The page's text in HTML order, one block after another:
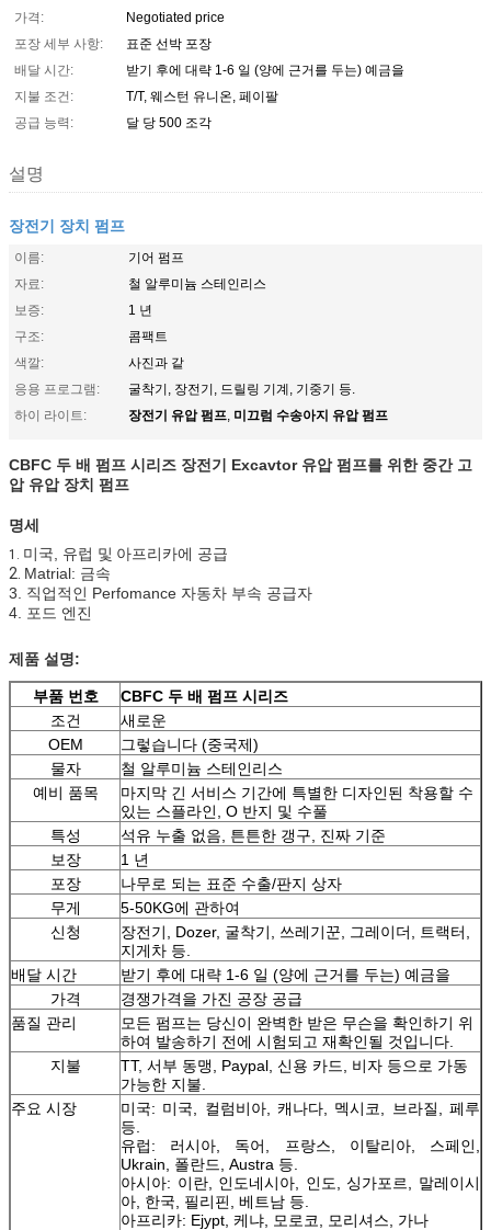
가격:
Negotiated price
포장 세부 사항:
표준 선박 포장
배달 시간:
받기 후에 대략 1-6 일 (양에 근거를 두는) 예금을
지불 조건:
T/T, 웨스턴 유니온, 페이팔
공급 능력:
달 당 500 조각
설명
장전기 장치 펌프
이름:
기어 펌프
자료:
철 알루미늄 스테인리스
보증:
1 년
구조:
콤팩트
색깔:
사진과 같
응용 프로그램:
굴착기, 장전기, 드릴링 기계, 기중기 등.
하이 라이트:
장전기 유압 펌프, 미끄럼 수송아지 유압 펌프
CBFC 두 배 펌프 시리즈 장전기 Excavtor 유압 펌프를 위한 중간 고
압 유압 장치 펌프
명세
1. 미국, 유럽 및 아프리카에 공급
2. Matrial: 금속
3. 직업적인 Perfomance 자동차 부속 공급자
4. 포드 엔진
제품 설명:
부품 번호
CBFC 두 배 펌프 시리즈
조건
새로운
OEM
그렇습니다 (중국제)
물자
철 알루미늄 스테인리스
예비 품목
마지막 긴 서비스 기간에 특별한 디자인된 착용할 수
있는 스플라인, O 반지 및 수풀
특성
석유 누출 없음, 튼튼한 갱구, 진짜 기준
보장
1 년
포장
나무로 되는 표준 수출/판지 상자
무게
5-50KG에 관하여
신청
장전기, Dozer, 굴착기, 쓰레기꾼, 그레이더, 트랙터,
지게차 등.
배달 시간
받기 후에 대략 1-6 일 (양에 근거를 두는) 예금을
가격
경쟁가격을 가진 공장 공급
품질 관리
모든 펌프는 당신이 완벽한 받은 무슨을 확인하기 위
하여 발송하기 전에 시험되고 재확인될 것입니다.
지불
TT, 서부 동맹, Paypal, 신용 카드, 비자 등으로 가동
가능한 지불.
주요 시장
미국: 미국, 컬럼비아, 캐나다, 멕시코, 브라질, 페루
등.
유럽: 러시아, 독어, 프랑스, 이탈리아, 스페인,
Ukrain, 폴란드, Austra 등.
아시아: 이란, 인도네시아, 인도, 싱가포르, 말레이시
아, 한국, 필리핀, 베트남 등.
아프리카: Ejypt, 케냐, 모로코, 모리셔스, 가나